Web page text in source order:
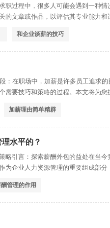
职过程中，很多人可能会遇到一种情
的文章或作品，以评估其专业能力
稿作为一种面试要求，其正常性和合
和企业谈薪的技巧
：在职场中，加薪是许多员工追求
需要技巧和策略的过程。本文将为
高质量的任务、超额完成目标等方式
加薪理由简单精辟
水平的？
略引言：探索薪酬外包的益处在当
为企业人力资源管理的重要组成部
理水平。一、薪酬外包的定义和形式
管理的作用